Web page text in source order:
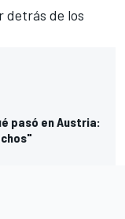
detrás de los
pasó en Austria: